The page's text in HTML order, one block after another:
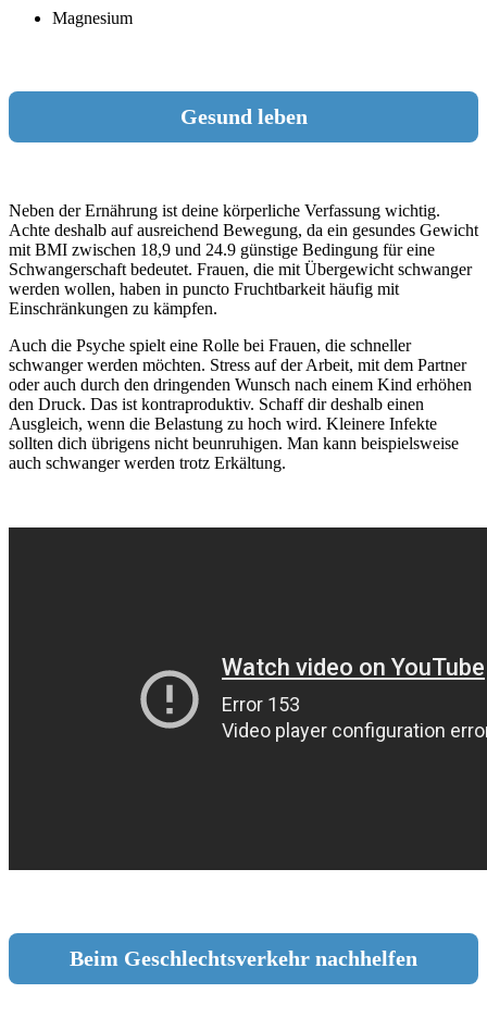
Magnesium
Gesund leben
Neben der Ernährung ist deine körperliche Verfassung wichtig.
Achte deshalb auf ausreichend Bewegung, da ein gesundes Gewicht
mit BMI zwischen 18,9 und 24.9 günstige Bedingung für eine
Schwangerschaft bedeutet. Frauen, die mit Übergewicht schwanger
werden wollen, haben in puncto Fruchtbarkeit häufig mit
Einschränkungen zu kämpfen.
Auch die Psyche spielt eine Rolle bei Frauen, die schneller
schwanger werden möchten. Stress auf der Arbeit, mit dem Partner
oder auch durch den dringenden Wunsch nach einem Kind erhöhen
den Druck. Das ist kontraproduktiv. Schaff dir deshalb einen
Ausgleich, wenn die Belastung zu hoch wird. Kleinere Infekte
sollten dich übrigens nicht beunruhigen. Man kann beispielsweise
auch schwanger werden trotz Erkältung.
Beim Geschlechtsverkehr nachhelfen